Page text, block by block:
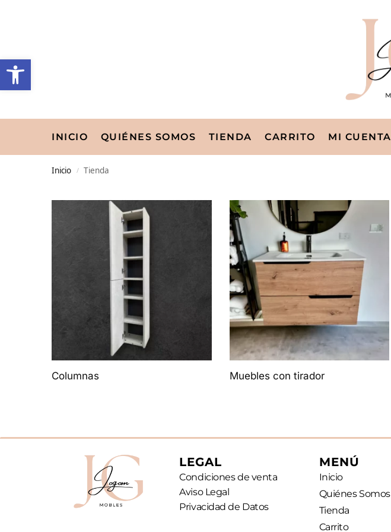
INICIO QUIÉNES SOMOS TIENDA CARRITO MI CUENTA
Inicio / Tienda
Columnas Muebles con tirador
LEGAL
Condiciones de venta
Aviso Legal
Privacidad de Datos
MENÚ
Inicio
Quiénes Somos
Tienda
Carrito